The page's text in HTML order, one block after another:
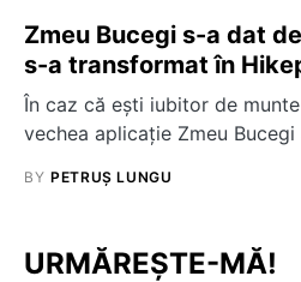
Zmeu Bucegi s-a dat
s-a transformat în
În caz că ești iubitor de
vechea aplicație Zmeu
BY PETRUȘ LUNGU
URMĂREȘTE-MĂ!